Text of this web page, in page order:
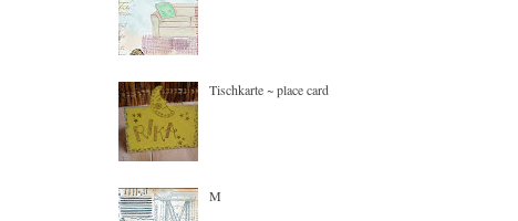
Tischkarte ~ place card
M